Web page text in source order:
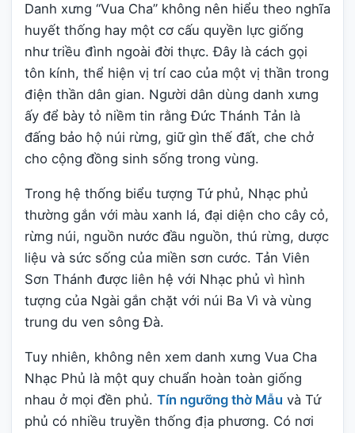
Danh xưng “Vua Cha” không nên hiểu theo nghĩa
huyết thống hay một cơ cấu quyền lực giống
như triều đình ngoài đời thực. Đây là cách gọi
tôn kính, thể hiện vị trí cao của một vị thần trong
điện thần dân gian. Người dân dùng danh xưng
ấy để bày tỏ niềm tin rằng Đức Thánh Tản là
đấng bảo hộ núi rừng, giữ gìn thế đất, che chở
cho cộng đồng sinh sống trong vùng.
Trong hệ thống biểu tượng Tứ phủ, Nhạc phủ
thường gắn với màu xanh lá, đại diện cho cây cỏ,
rừng núi, nguồn nước đầu nguồn, thú rừng, dược
liệu và sức sống của miền sơn cước. Tản Viên
Sơn Thánh được liên hệ với Nhạc phủ vì hình
tượng của Ngài gắn chặt với núi Ba Vì và vùng
trung du ven sông Đà.
Tuy nhiên, không nên xem danh xưng Vua Cha
Nhạc Phủ là một quy chuẩn hoàn toàn giống
nhau ở mọi đền phủ. Tín ngưỡng thờ Mẫu và Tứ
phủ có nhiều truyền thống địa phương. Có nơi